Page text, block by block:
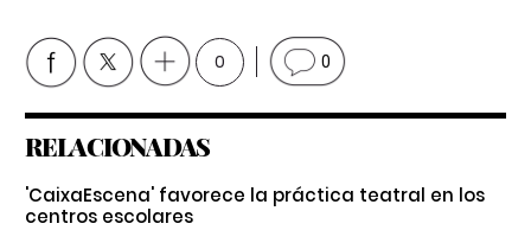
0 0
RELACIONADAS
'CaixaEscena' favorece la práctica teatral en los
centros escolares